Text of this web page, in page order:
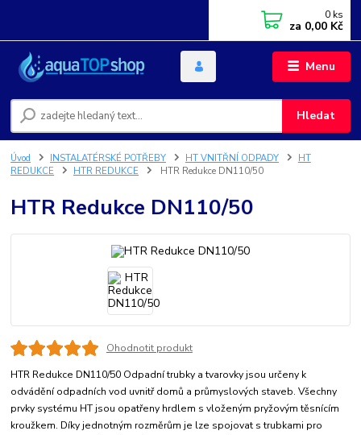
Menu
Hledat
0 ks
za 0,00 Kč
Úvod INSTALATÉRSKÉ POTŘEBY HT VNITŘNÍ ODPADY
HT
REDUKCE
HTR REDUKCE HTR Redukce DN110/50
HTR Redukce DN110/50
Ohodnotit produkt
HTR Redukce DN110/50 Odpadní trubky a tvarovky jsou určeny k
odvádění odpadních vod uvnitř domů a průmyslových staveb. Všechny
prvky systému HT jsou opatřeny hrdlem s vloženým pryžovým těsnícím
kroužkem. Díky jednotným rozměrům je lze spojovat s trubkami pro